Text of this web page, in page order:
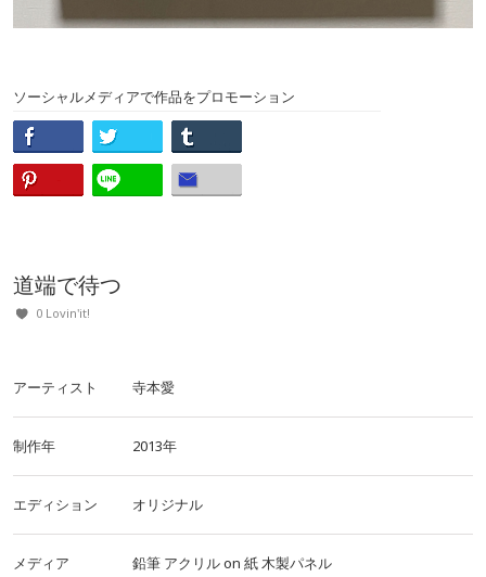
ソーシャルメディアで作品をプロモーション
道端で待つ
0 Lovin'it!
アーティスト 寺本愛
制作年 2013年
エディション オリジナル
メディア 鉛筆 アクリルon 紙木製パネル